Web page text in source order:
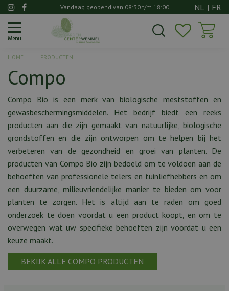
a
HOME PRODUCTEN
Vandaag geopend van 08:30t/m 18:00 NL | FR
Compo
Compo Bio is een merk van biologische meststoffen en
gewasbeschermingsmiddelen. Het bedrijf biedt een reeks
producten aan die zijn gemaakt van natuurlijke, biologische
grondstoffen en die zijn ontworpen om te helpen bij het
verbeteren van de gezondheid en groei van planten. De
producten van Compo Bio zijn bedoeld om te voldoen aan de
behoeften van professionele telers en tuinliefhebbers en om
een duurzame, milieuvriendelijke manier te bieden om voor
planten te zorgen. Het is altijd aan te raden om goed
onderzoek te doen voordat u een product koopt, en om te
overwegen wat uw specifieke behoeften zijn voordat u een
keuze maakt.
BEKIJK ALLE COMPO PRODUCTEN